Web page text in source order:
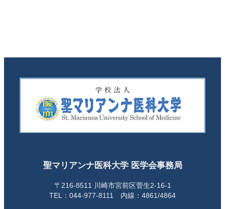
聖マリアンナ医科大学 医学会事務局
〒216-8511 川崎市宮前区菅生2-16-1
TEL：044-977-8111 内線：4861/4864